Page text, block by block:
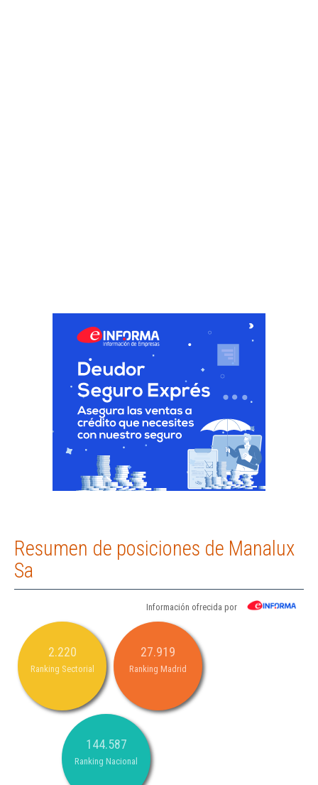
Resumen de posiciones de Manalux
Sa
Información ofrecida por
2.220
Ranking Sectorial
27.919
Ranking Madrid
144.587
Ranking Nacional